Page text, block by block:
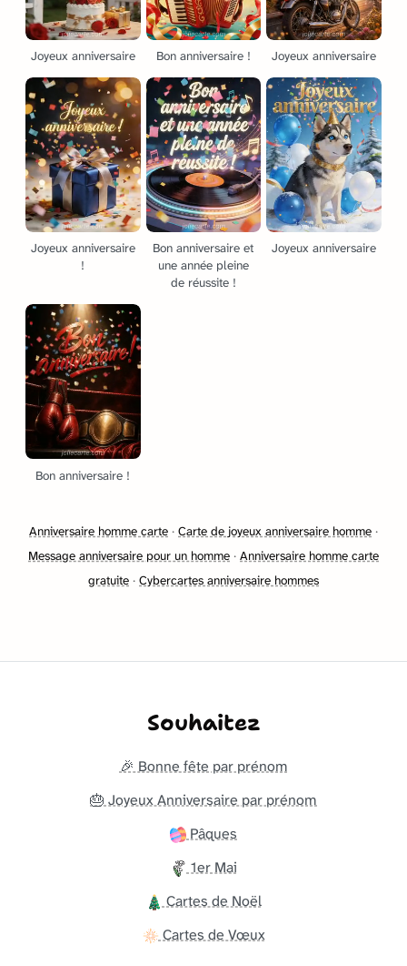
Joyeux anniversaire Bon anniversaire ! Joyeux anniversaire
Joyeux anniversaire
!
Bon anniversaire et
une année pleine
de réussite !
Joyeux anniversaire
Bon anniversaire !
Anniversaire homme carte · Carte de joyeux anniversaire homme ·
Message anniversaire pour un homme · Anniversaire homme carte
gratuite · Cybercartes anniversaire hommes
Souhaitez
🎉 Bonne fête par prénom
🎂 Joyeux Anniversaire par prénom
Pâques
1er Mai
Cartes de Noël
Cartes de Vœux